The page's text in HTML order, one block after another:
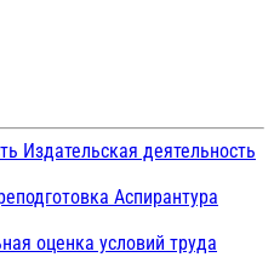
Издательская деятельность
Аспирантура
оценка условий труда